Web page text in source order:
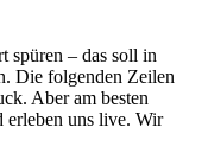
spüren – das soll in
Die folgenden Zeilen
Aber am besten
erleben uns live. Wir